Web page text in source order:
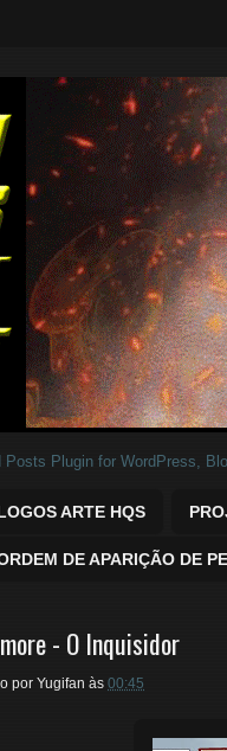
Marvel e DC para
ARTE HQS
DE APARIÇÃO DE
- O Inquisidor
por Yugifan às 00:45